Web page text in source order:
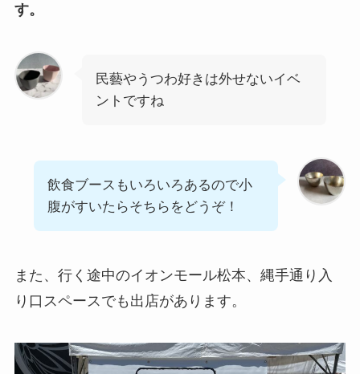
す。
民藝やうつわ好きは外せないイベ
ントですね
飲食ブースもいろいろあるので小
腹がすいたらそちらをどうぞ！
また、行く途中のイオンモール松本、縄手通り入
り口スペースでも出店があります。